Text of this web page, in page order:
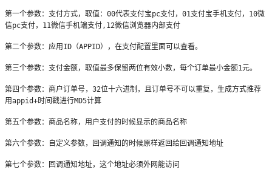
第一个参数：支付方式，取值：00代表支付宝pc支付，01支付宝手机支付，10微
信pc支付，11微信手机端支付,12微信浏览器内部支付
第二个参数：应用ID（APPID），在支付配置里面可以查看。
第三个参数：支付金额，取值最多保留两位有效小数，每个订单最小金额1元。
第四个参数：商户订单号，32位十六进制，且订单号不可以重复，生成方式推荐
用appid+时间戳进行MD5计算
第五个参数：商品名称，用户支付的时候显示的商品名称
第六个参数：自定义参数，回调通知的时候原样返回给回调通知地址
第七个参数：回调通知地址，这个地址必须外网能访问